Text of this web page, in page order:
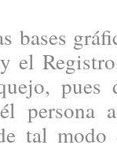
el
persona
tal